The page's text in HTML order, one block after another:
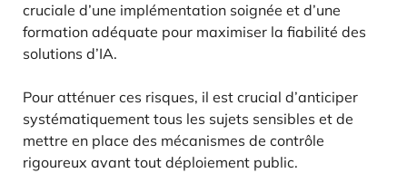
cruciale d’une implémentation soignée et d’une
formation adéquate pour maximiser la fiabilité des
solutions d’IA.
Pour atténuer ces risques, il est crucial d’anticiper
systématiquement tous les sujets sensibles et de
mettre en place des mécanismes de contrôle
rigoureux avant tout déploiement public.